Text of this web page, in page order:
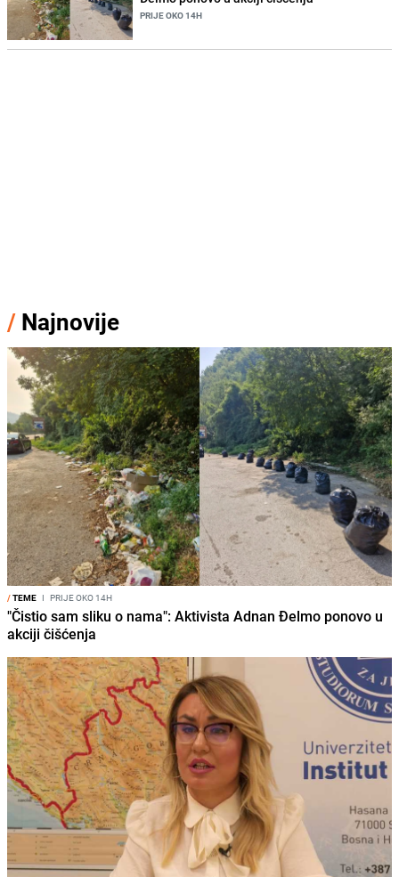
PRIJE OKO 14H
/ Najnovije
/TEME I PRIJE OKO 14H
"Čistio sam sliku o nama": Aktivista Adnan Đelmo ponovo u
akciji čišćenja